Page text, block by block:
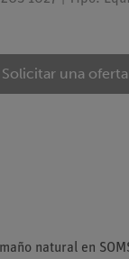
Solicitar una oferta
natural en